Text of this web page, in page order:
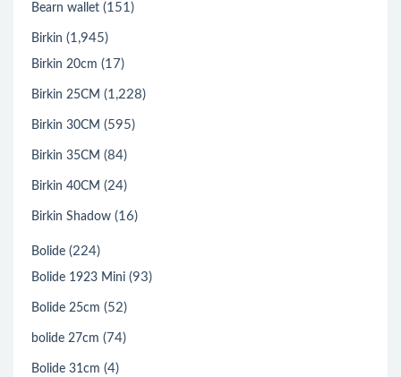
Bearn wallet (151)
Birkin (1,945)
Birkin 20cm (17)
Birkin 25CM (1,228)
Birkin 30CM (595)
Birkin 35CM (84)
Birkin 40CM (24)
Birkin Shadow (16)
Bolide (224)
Bolide 1923 Mini (93)
Bolide 25cm (52)
bolide 27cm (74)
Bolide 31cm (4)